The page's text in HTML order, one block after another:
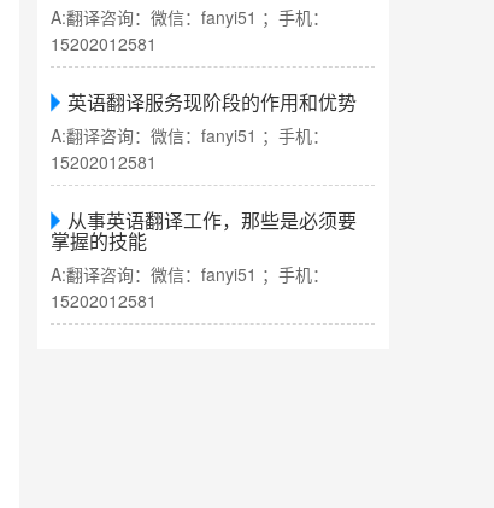
A:翻译咨询：微信：fanyi51 ；手机：
15202012581
英语翻译服务现阶段的作用和优势
A:翻译咨询：微信：fanyi51 ；手机：
15202012581
从事英语翻译工作，那些是必须要
掌握的技能
A:翻译咨询：微信：fanyi51 ；手机：
15202012581